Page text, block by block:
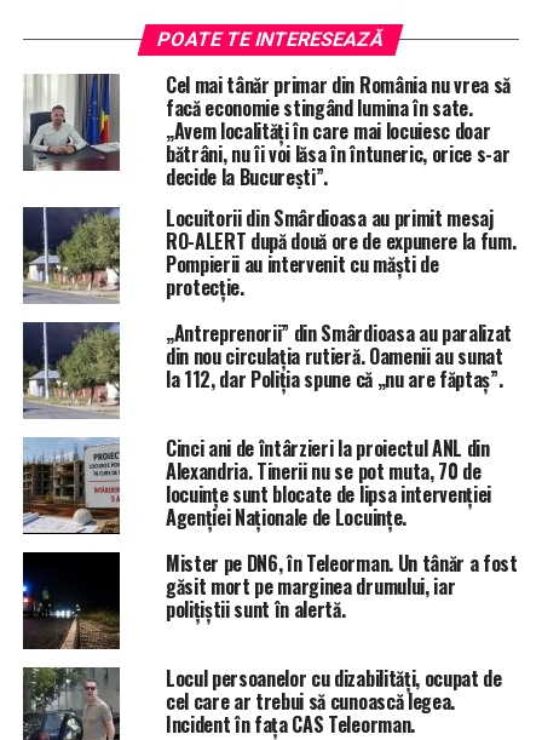
folosesc această practică în interes de partid sau
personal. Astăzi, miza fiind una crucială pentru
România, astfel de încălcări ale legii sunt raportate în
fiecare oră, fără să se mai treacă cu vederea aceste
“tradiții” care nu au fost sancționate în mod serios
aproape niciodată.
ÎNTÂMPLĂRI RECERENTE
ALEGERI PREZIDENȚIALE 2025
FRAUDE ELECTORALE
STIRI ALEXANDRIA
TOTAL IMPACT
URMĂTORUL ARTICOL
Dracea, comuna din Teleorman campioană la fonduri
europene, scor istoric pentru Nicușor Dan: 76% din
voturi!
NU RATA
Ministrul Afacerilor Interne Predoiu dă declarații în
secția de vot, Georgescu și Simion sunt dați afară de
polițiști pentru același lucru!
POATE TE INTERESEAZĂ
Cel mai tânăr primar din România nu vrea să
facă economie stingând lumina în sate.
„Avem localități în care mai locuiesc doar
bătrâni, nu îi voi lăsa în întuneric, orice s-ar
decide la București”.
Locuitorii din Smârdioasa au primit mesaj
RO-ALERT după două ore de expunere la fum.
Pompierii au intervenit cu măști de
protecție.
„Antreprenorii” din Smârdioasa au paralizat
din nou circulația rutieră. Oamenii au sunat
la 112, dar Poliția spune că „nu are făptaș”.
Cinci ani de întârzieri la proiectul ANL din
Alexandria. Tinerii nu se pot muta, 70 de
locuințe sunt blocate de lipsa intervenției
Agenției Naționale de Locuințe.
Mister pe DN6, în Teleorman. Un tânăr a fost
găsit mort pe marginea drumului, iar
polițiștii sunt în alertă.
Locul persoanelor cu dizabilități, ocupat de
cel care ar trebui să cunoască legea.
Incident în fața CAS Teleorman.